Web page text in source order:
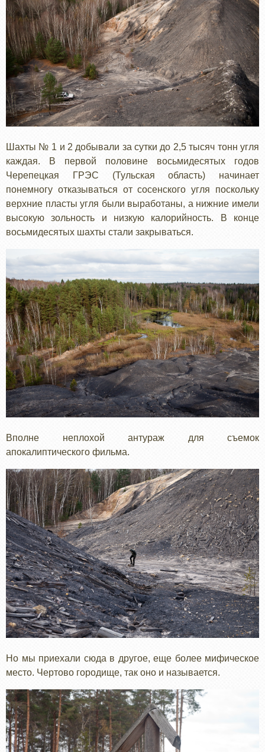
Шахты № 1 и 2 добывали за сутки до 2,5 тысяч тонн угля
каждая. В первой половине восьмидесятых годов
Черепецкая ГРЭС (Тульская область) начинает
понемногу отказываться от сосенского угля поскольку
верхние пласты угля были выработаны, а нижние имели
высокую зольность и низкую калорийность. В конце
восьмидесятых шахты стали закрываться.
Вполне неплохой антураж для съемок
апокалиптического фильма.
Но мы приехали сюда в другое, еще более мифическое
место. Чертово городище, так оно и называется.